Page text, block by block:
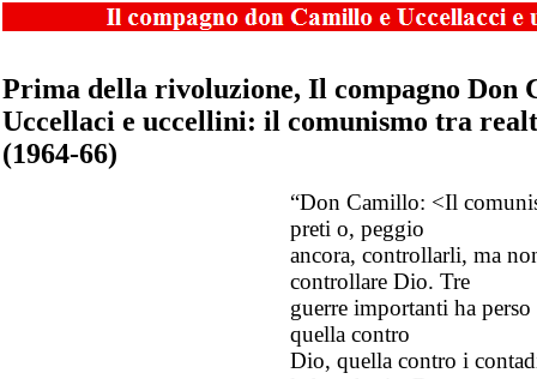
Prima della rivoluzione, Il compagno Don
Uccellaci e uccellini: il comunismo tra
(1964-66)
“Don Camillo: <Il
preti o, peggio
ancora, controllarli, ma
controllare Dio. Tre
guerre importanti ha
quella contro
Dio, quella contro i